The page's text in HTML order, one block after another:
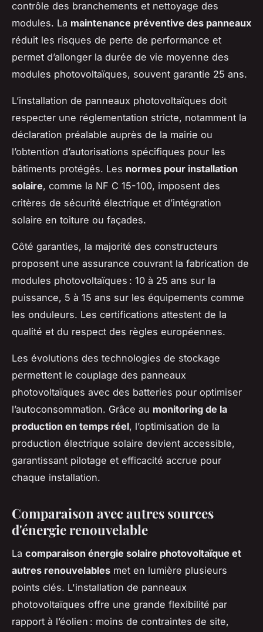
contrôle des branchements et nettoyage des
modules. La maintenance préventive des panneaux
réduit les risques de perte de performance et
permet d’allonger la durée de vie moyenne des
modules photovoltaïques, souvent garantie 25 ans.
L’installation de panneaux photovoltaïques doit
respecter une réglementation stricte, notamment la
déclaration préalable auprès de la mairie ou
l’obtention d’autorisations spécifiques pour les
bâtiments protégés. Les normes pour installation
solaire, comme la NF C 15-100, imposent des
critères de sécurité électrique et d’intégration
solaire en toiture ou façades.
Côté garanties, la majorité des constructeurs
proposent une assurance couvrant la fabrication de
modules photovoltaïques : 10 à 25 ans sur la
puissance, 5 à 15 ans sur les équipements comme
les onduleurs. Les certifications attestent de la
qualité et du respect des règles européennes.
Les évolutions des technologies de stockage
permettent le couplage des panneaux
photovoltaïques avec des batteries pour optimiser
l’autoconsommation. Grâce au monitoring de la
production en temps réel, l’optimisation de la
production électrique solaire devient accessible,
garantissant pilotage et efficacité accrue pour
chaque installation.
Comparaison avec autres sources
d'énergie renouvelable
La comparaison énergie solaire photovoltaïque et
autres renouvelables met en lumière plusieurs
points clés. L'installation de panneaux
photovoltaïques offre une grande flexibilité par
rapport à l’éolien : moins de contraintes de site,